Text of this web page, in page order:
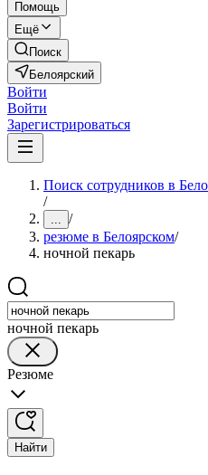
Помощь
Ещё
Поиск
Белоярский
Войти
Войти
Зарегистрироваться
Поиск сотрудников в
/
... /
резюме в Белоярском/
ночной пекарь
ночной пекарь
Резюме
Найти